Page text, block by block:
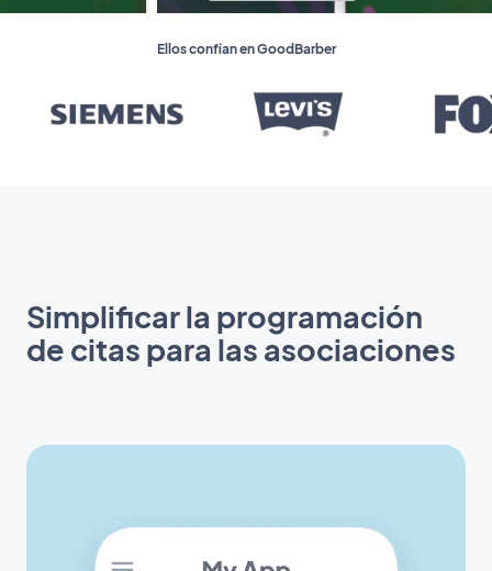
Ellos confían en GoodBarber
Simplificar la programación
de citas para las asociaciones